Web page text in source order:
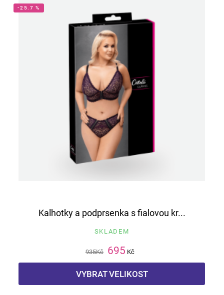
-25.7 %
Kalhotky a podprsenka s fialovou kr...
SKLADEM
935Kč 695 Kč
VYBRAT VELIKOST